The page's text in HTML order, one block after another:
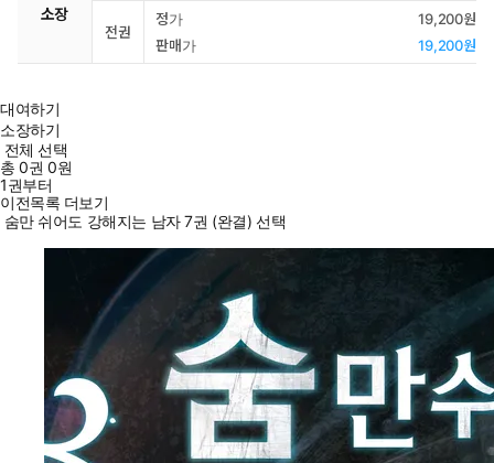
소장
전권
정가
19,200원
판매가
19,200원
대여하기
소장하기
전체 선택
총0권 0원
1권부터
이전목록 더보기
숨만 쉬어도 강해지는 남자 7권 (완결) 선택